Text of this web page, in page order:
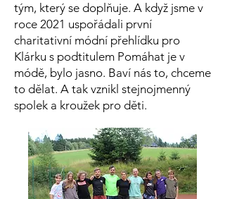
tým, který se doplňuje. A když jsme v
roce 2021 uspořádali první
charitativní módní přehlídku pro
Klárku s podtitulem Pomáhat je v
módě, bylo jasno. Baví nás to, chceme
to dělat. A tak vznikl stejnojmenný
spolek a kroužek pro děti.